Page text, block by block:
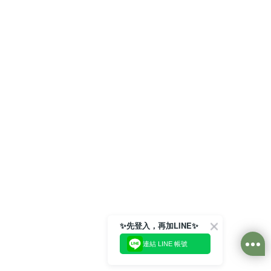
✨先登入，再加LINE✨
連結 LINE 帳號